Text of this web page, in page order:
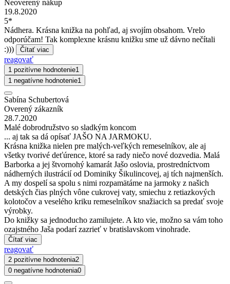
Neoverený nákup
19.8.2020
5*
Nádhera. Krásna knižka na pohľad, aj svojím obsahom. Vrelo
odporúčam! Tak komplexne krásnu knižku sme už dávno nečítali
:)))
Čítať viac
reagovať
1 pozitívne hodnotenie1
1 negatívne hodnotenie1
Sabína Schubertová
Overený zákazník
28.7.2020
Malé dobrodružstvo so sladkým koncom
... aj tak sa dá opísať JAŠO NA JARMOKU.
Krásna knižka nielen pre malých-veľkých remeselníkov, ale aj
všetky tvorivé deťúrence, ktoré sa rady niečo nové dozvedia. Malá
Barborka a jej štvornohý kamarát Jašo oslovia, prostredníctvom
nádherných ilustrácií od Dominiky Šikulincovej, aj tích najmenších.
A my dospelí sa spolu s nimi rozpamätáme na jarmoky z našich
detských čias plných vône cukrovej vaty, smiechu z retiazkových
kolotočov a veselého kriku remeselníkov snažiacich sa predať svoje
výrobky.
Do knižky sa jednoducho zamilujete. A kto vie, možno sa vám toho
ozajstného Jaša podarí zazrieť v bratislavskom vinohrade.
Čítať viac
reagovať
2 pozitívne hodnotenia2
0 negatívne hodnotenia0